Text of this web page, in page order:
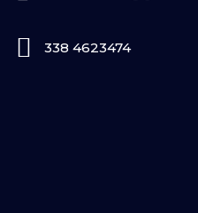
338 4623474